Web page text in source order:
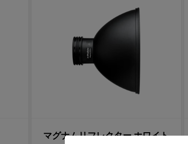
マグナムリフレクター ホワイト